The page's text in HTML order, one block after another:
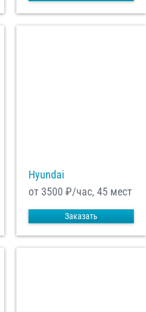
Hyundai
от 3500 ₽/час, 45 мест
Заказать